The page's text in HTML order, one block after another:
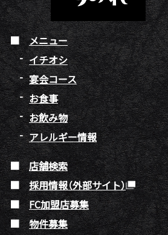
メニュー
イチオシ
宴会コース
お食事
お飲み物
アレルギー情報
店舗検索
採用情報（外部サイト）
FC加盟店募集
物件募集